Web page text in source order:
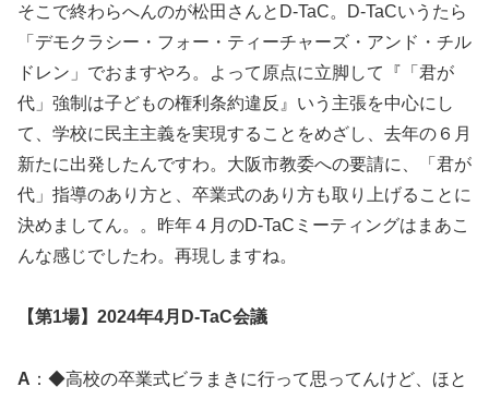
そこで終わらへんのが松田さんとD-TaC。D-TaCいうたら
「デモクラシー・フォー・ティーチャーズ・アンド・チル
ドレン」でおますやろ。よって原点に立脚して『「君が
代」強制は子どもの権利条約違反』いう主張を中心にし
て、学校に民主主義を実現することをめざし、去年の６月
新たに出発したんですわ。大阪市教委への要請に、「君が
代」指導のあり方と、卒業式のあり方も取り上げることに
決めましてん。。昨年４月のD-TaCミーティングはまあこ
んな感じでしたわ。再現しますね。
【第1場】2024年4月D-TaC会議
A ：◆高校の卒業式ビラまきに行って思ってんけど、ほと